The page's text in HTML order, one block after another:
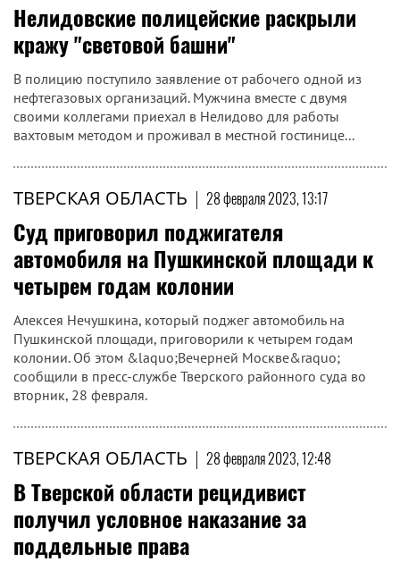
Нелидовские полицейские раскрыли
кражу "световой башни"
В полицию поступило заявление от рабочего одной из
нефтегазовых организаций. Мужчина вместе с двумя
своими коллегами приехал в Нелидово для работы
вахтовым методом и проживал в местной гостинице...
ТВЕРСКАЯ ОБЛАСТЬ | 28 февраля 2023, 13:17
Суд приговорил поджигателя
автомобиля на Пушкинской площади к
четырем годам колонии
Алексея Нечушкина, который поджег автомобиль на
Пушкинской площади, приговорили к четырем годам
колонии. Об этом &laquo;Вечерней Москве&raquo;
сообщили в пресс-службе Тверского районного суда во
вторник, 28 февраля.
ТВЕРСКАЯ ОБЛАСТЬ | 28 февраля 2023, 12:48
В Тверской области рецидивист
получил условное наказание за
поддельные права